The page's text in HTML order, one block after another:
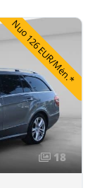
Nuo 126 EUR/Mėn.*
18